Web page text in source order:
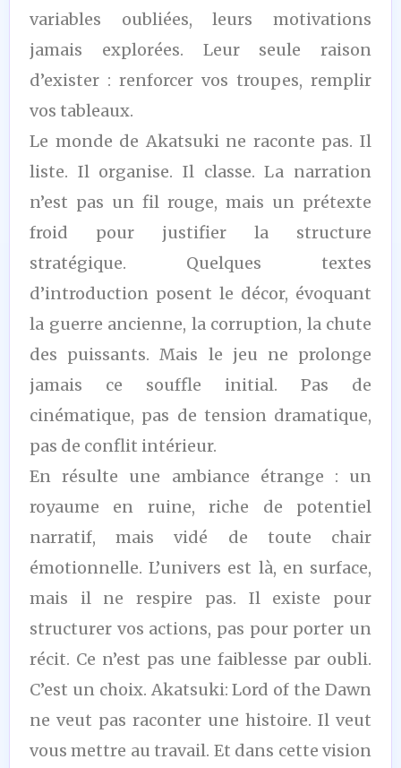
variables oubliées, leurs motivations
jamais explorées. Leur seule raison
d’exister : renforcer vos troupes, remplir
vos tableaux.
Le monde de Akatsuki ne raconte pas. Il
liste. Il organise. Il classe. La narration
n’est pas un fil rouge, mais un prétexte
froid pour justifier la structure
stratégique. Quelques textes
d’introduction posent le décor, évoquant
la guerre ancienne, la corruption, la chute
des puissants. Mais le jeu ne prolonge
jamais ce souffle initial. Pas de
cinématique, pas de tension dramatique,
pas de conflit intérieur.
En résulte une ambiance étrange : un
royaume en ruine, riche de potentiel
narratif, mais vidé de toute chair
émotionnelle. L’univers est là, en surface,
mais il ne respire pas. Il existe pour
structurer vos actions, pas pour porter un
récit. Ce n’est pas une faiblesse par oubli.
C’est un choix. Akatsuki: Lord of the Dawn
ne veut pas raconter une histoire. Il veut
vous mettre au travail. Et dans cette vision